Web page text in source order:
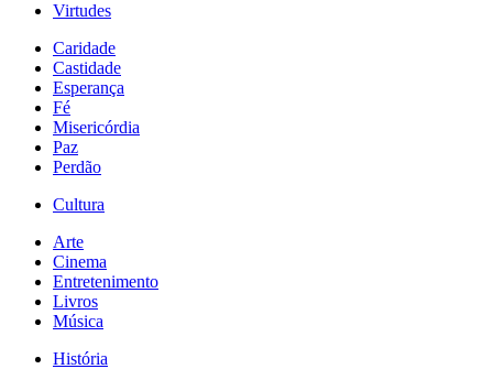
Virtudes
Caridade
Castidade
Esperança
Fé
Misericórdia
Paz
Perdão
Cultura
Arte
Cinema
Entretenimento
Livros
Música
História